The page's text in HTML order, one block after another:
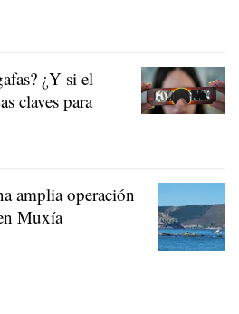
¿Y si el
claves para
amplia operación
Muxía